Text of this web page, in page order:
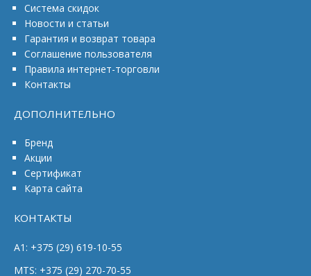
Система скидок
Новости и статьи
Гарантия и возврат товара
Соглашение пользователя
Правила интернет-торговли
Контакты
ДОПОЛНИТЕЛЬНО
Бренд
Акции
Сертификат
Карта сайта
КОНТАКТЫ
A1: +375 (29) 619-10-55
MTS: +375 (29) 270-70-55